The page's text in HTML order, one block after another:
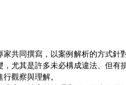
共同撰寫，以案例解析的方式針
尤其是許多未必構成違法、但有
觀察與理解。